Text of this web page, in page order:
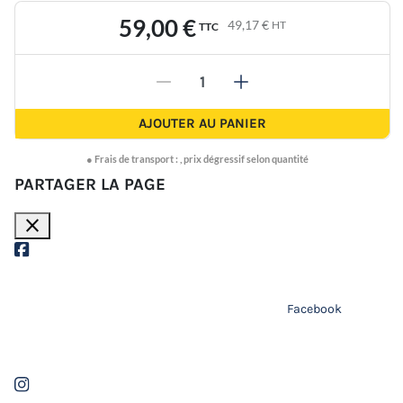
59,00 € TTC 49,17 € HT
- +
AJOUTER AU PANIER
● Frais de transport : prix dégressif selon quantité
PARTAGER LA PAGE
close
Facebook